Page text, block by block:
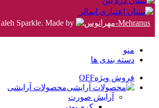
Sparkle. Made by
منو
دسته بندی ها
فروش ویژهOFF
محصولات آرایشی
آرایش صورت